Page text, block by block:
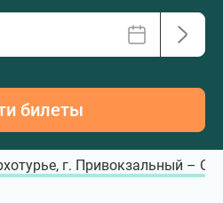
билеты
г. Привокзальный –